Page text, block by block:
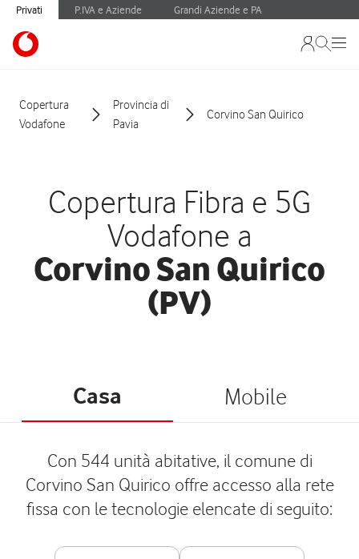
Privati P.IVA e Aziende Grandi Aziende e PA
Copertura
Vodafone
Provincia di
Pavia
Corvino San Quirico
Copertura Fibra e 5G
Vodafone a
Corvino San Quirico
(PV)
Casa Mobile
Con 544 unità abitative, il comune di
Corvino San Quirico offre accesso alla rete
fissa con le tecnologie elencate di seguito: